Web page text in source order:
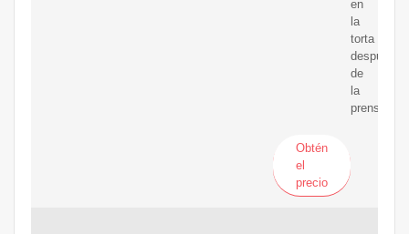
en
la
torta
después
de
la
prensa
Obtén
el
precio